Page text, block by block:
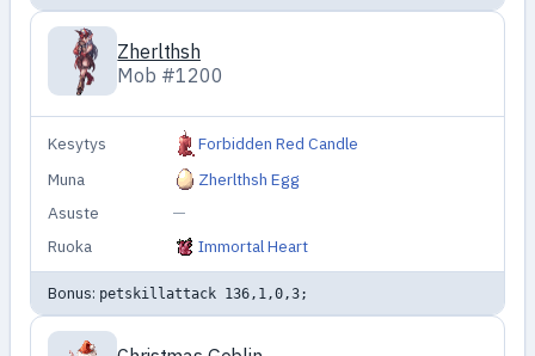
Zherlthsh
Mob #1200
Kesytys
Forbidden Red Candle
Muna
Zherlthsh Egg
Asuste
—
Ruoka
Immortal Heart
Bonus: petskillattack 136,1,0,3;